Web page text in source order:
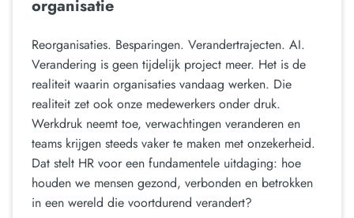
organisatie
Reorganisaties. Besparingen. Verandertrajecten. AI.
Verandering is geen tijdelijk project meer. Het is de
realiteit waarin organisaties vandaag werken. Die
realiteit zet ook onze medewerkers onder druk.
Werkdruk neemt toe, verwachtingen veranderen en
teams krijgen steeds vaker te maken met onzekerheid.
Dat stelt HR voor een fundamentele uitdaging: hoe
houden we mensen gezond, verbonden en betrokken
in een wereld die voortdurend verandert?